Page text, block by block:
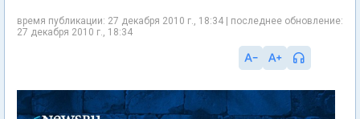
время публикации: 27 декабря 2010 г., 18:34 | последнее обновление:
27 декабря 2010 г., 18:34